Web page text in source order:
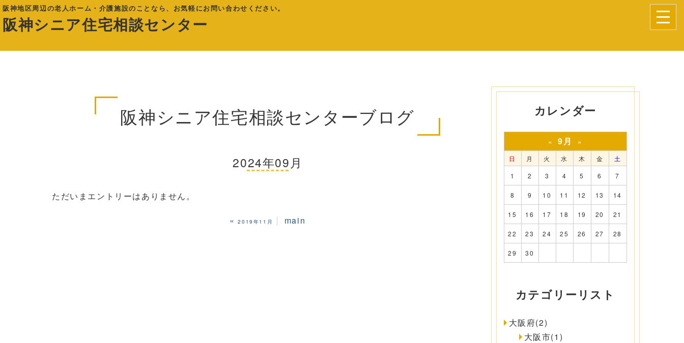
阪神地区周辺の老人ホーム・介護施設のことなら、お気軽にお問い合わせください。
阪神シニア住宅相談センター
阪神シニア住宅相談センターブログ
2024年09月
ただいまエントリーはありません。
«2019年11月 main
カレンダー
« 9月 »
日 月 火 水 木 金
土
1
2 3 4 5 6 7
8 9 10 11 12 13 14
15 16 17 18 19 20 21
22 23 24 25 26 27 28
29 30
カテゴリーリスト
大阪府(2)
大阪市(1)